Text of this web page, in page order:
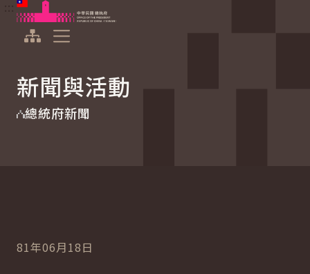
跳到主要內容
中華民國總統府
新聞與活動
總統府新聞
81年06月18日